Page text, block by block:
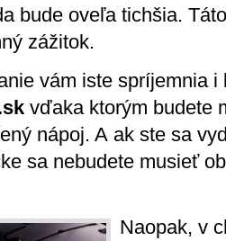
bude oveľa tichšia.
zážitok.
vám iste spríjemnia
vďaka ktorým budete
nápoj. A ak ste sa
sa nebudete musieť
Naopak, v